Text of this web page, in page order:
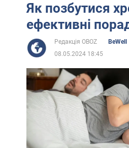
Як позбутися
ефективні
Редакція OBOZ
BeWell
08.05.2024 18:45